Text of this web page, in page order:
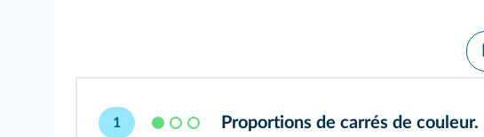
1 Proportions de carrés de couleur.